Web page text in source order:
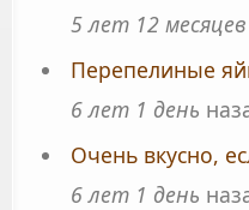
5 лет 12 месяцев
Перепелиные
6 лет 1 день
Очень вкусно,
6 лет 1 день